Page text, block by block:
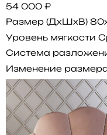
54 000 ₽
Размер (ДхШхВ)
Уровень мягкости
Система
Изменение